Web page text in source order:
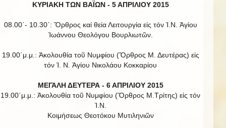
ΚΥΡΙΑΚΗ ΤΩΝ ΒΑΪΩΝ - 5 ΑΠΡΙΛΙΟΥ 2015
08.00΄- 10.30΄: Ὄρθρος καί θεία Λειτουργία εἰς τόν Ἱ.Ν. Ἁγίου
Ἰωάννου Θεολόγου Βουρλιωτῶν.
19.00΄μ.μ.: Ἀκολουθία τοῦ Νυμφίου (Ὄρθρος Μ. Δευτέρας) εἰς
τόν Ἱ. Ν. Ἁγίου Νικολάου Κοκκαρίου
ΜΕΓΑΛΗ ΔΕΥΤΕΡΑ - 6 ΑΠΡΙΛΙΟΥ 2015
19.00΄μ.μ.: Ἀκολουθία τοῦ Νυμφίου (Ὄρθρος Μ.Τρίτης) εἰς τόν
Ἱ.Ν.
Κοιμήσεως Θεοτόκου Μυτιληνιῶν